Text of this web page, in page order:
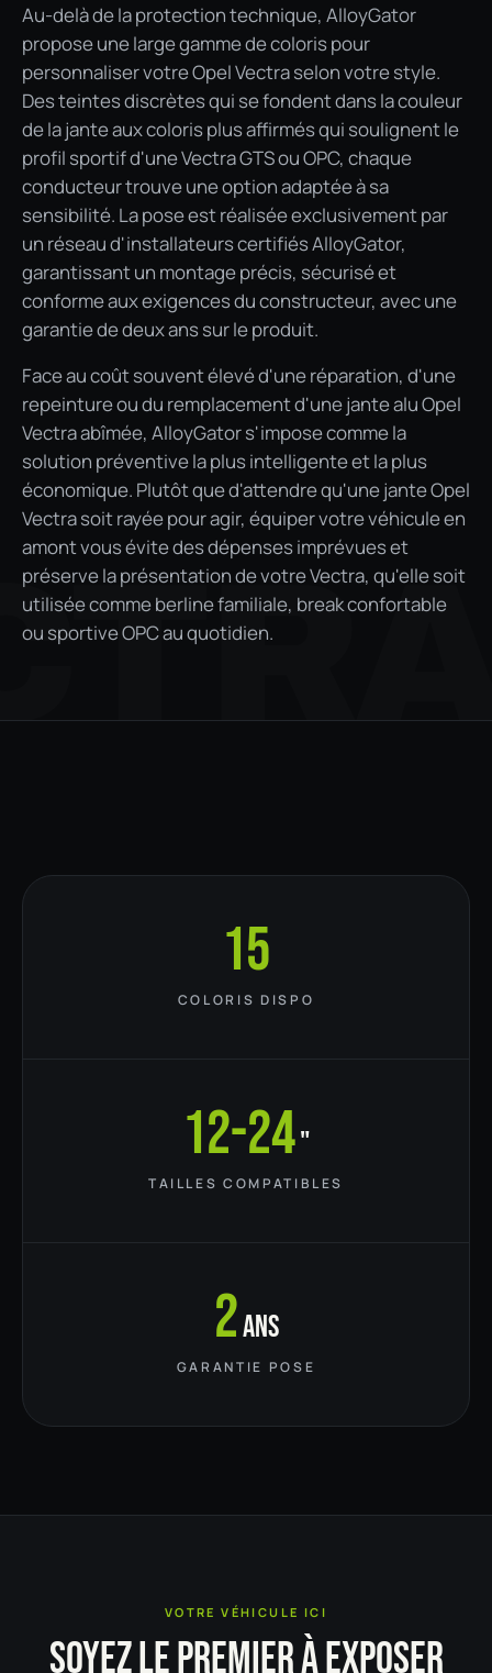
Au-delà de la protection technique, AlloyGator
propose une large gamme de coloris pour
personnaliser votre Opel Vectra selon votre style.
Des teintes discrètes qui se fondent dans la couleur
de la jante aux coloris plus affirmés qui soulignent le
profil sportif d'une Vectra GTS ou OPC, chaque
conducteur trouve une option adaptée à sa
sensibilité. La pose est réalisée exclusivement par
un réseau d'installateurs certifiés AlloyGator,
garantissant un montage précis, sécurisé et
conforme aux exigences du constructeur, avec une
garantie de deux ans sur le produit.
Face au coût souvent élevé d'une réparation, d'une
repeinture ou du remplacement d'une jante alu Opel
Vectra abîmée, AlloyGator s'impose comme la
solution préventive la plus intelligente et la plus
économique. Plutôt que d'attendre qu'une jante Opel
Vectra soit rayée pour agir, équiper votre véhicule en
amont vous évite des dépenses imprévues et
préserve la présentation de votre Vectra, qu'elle soit
utilisée comme berline familiale, break confortable
ou sportive OPC au quotidien.
15
COLORIS DISPO
12-24"
TAILLES COMPATIBLES
2ans
GARANTIE POSE
VOTRE VÉHICULE ICI
SOYEZ LE PREMIER À EXPOSER